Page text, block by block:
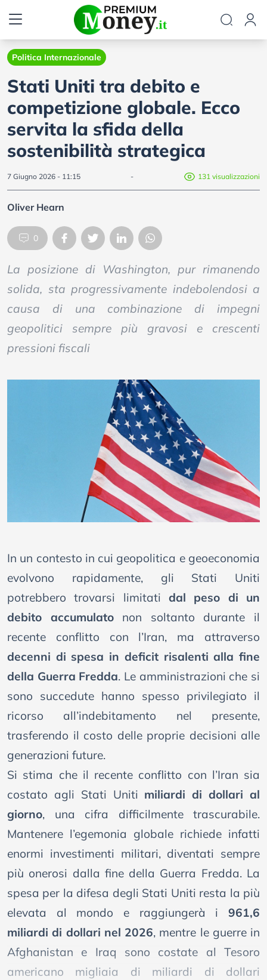
Politica Internazionale
Stati Uniti tra debito e
competizione globale. Ecco
servita la sfida della
sostenibilità strategica
7 Giugno 2026 - 11:15 - 131 visualizzazioni
Oliver Hearn
0
La posizione di Washington, pur rimanendo
solida, sta progressivamente indebolendosi a
causa di una combinazione di impegni
geopolitici sempre più gravosi e crescenti
pressioni fiscali
In un contesto in cui geopolitica e geoeconomia
evolvono rapidamente, gli Stati Uniti
potrebbero trovarsi limitati dal peso di un
debito accumulatonon soltanto durante il
recente conflitto con l’Iran, ma attraverso
decenni di spesa in deficit risalenti alla fine
della Guerra Fredda. Le amministrazioni che si
sono succedute hanno spesso privilegiato il
ricorso all’indebitamento nel presente,
trasferendo il costo delle proprie decisioni alle
generazioni future.
Si stima che il recente conflitto con l’Iran sia
costato agli Stati Uniti miliardi di dollari al
giorno, una cifra difficilmente trascurabile.
Mantenere l’egemonia globale richiede infatti
enormi investimenti militari, diventati sempre
più onerosi dalla fine della Guerra Fredda. La
spesa per la difesa degli Stati Uniti resta la più
elevata al mondo e raggiungerà i 961,6
miliardi di dollari nel 2026, mentre le guerre in
Afghanistan e Iraq sono costate al Tesoro
americano migliaia di miliardi di dollari